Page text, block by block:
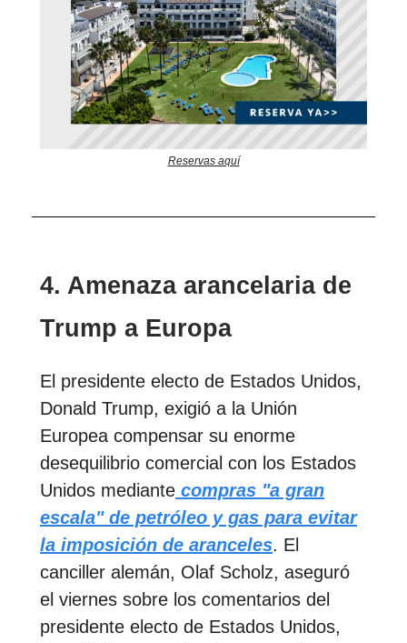
Reservas aquí
4. Amenaza arancelaria de
Trump a Europa
El presidente electo de Estados Unidos,
Donald Trump, exigió a la Unión
Europea compensar su enorme
desequilibrio comercial con los Estados
Unidos mediante compras "a gran
escala" de petróleo y gas para evitar
la imposición de aranceles. El
canciller alemán, Olaf Scholz, aseguró
el viernes sobre los comentarios del
presidente electo de Estados Unidos,